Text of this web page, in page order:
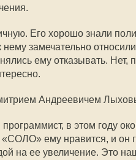
Его хорошо знали
замечательно
ему отказывать. Нет,
Андреевичем
в этом году
ему нравится, и он
на ее увеличение. Это